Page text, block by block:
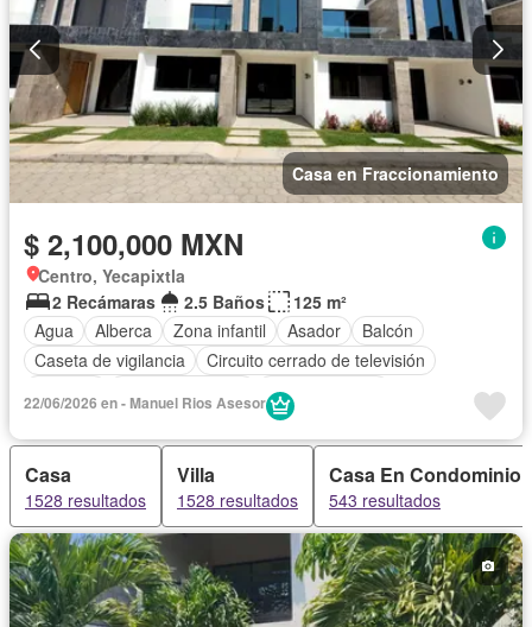
Casa en Fraccionamiento
$ 2,100,000 MXN
Centro, Yecapixtla
2 Recámaras
2.5 Baños
125 m²
Agua
Alberca Zona infantil Asador
Balcón
Caseta de vigilancia
Circuito cerrado de televisión
Cocina integral
Cuarto de servicio
22/06/2026 en - Manuel Rios Asesor
Casa
1528 resultados
Villa
1528 resultados
Casa En Condominio
543 resultados